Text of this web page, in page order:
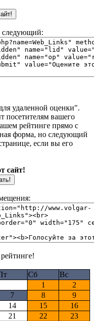
следующий:
удаленной оценки".
посетителям вашего
рейтинге прямо с
форма, но следующий
если вы его
сайт!
Сб
Вс
1
2
7 8
9
14 15
16
21 22
23